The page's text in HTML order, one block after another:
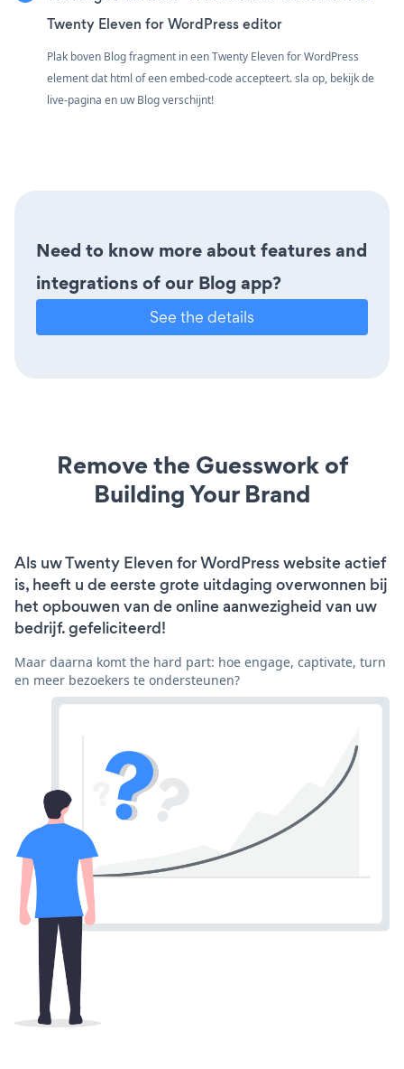
Twenty Eleven for WordPress editor
Plak boven Blog fragment in een Twenty Eleven for WordPress
element dat html of een embed-code accepteert. sla op, bekijk de
live-pagina en uw Blog verschijnt!
Need to know more about features and
integrations of our Blog app?
See the details
Remove the Guesswork of
Building Your Brand
Als uw Twenty Eleven for WordPress website actief
is, heeft u de eerste grote uitdaging overwonnen bij
het opbouwen van de online aanwezigheid van uw
bedrijf. gefeliciteerd!
Maar daarna komt the hard part: hoe engage, captivate, turn
en meer bezoekers te ondersteunen?